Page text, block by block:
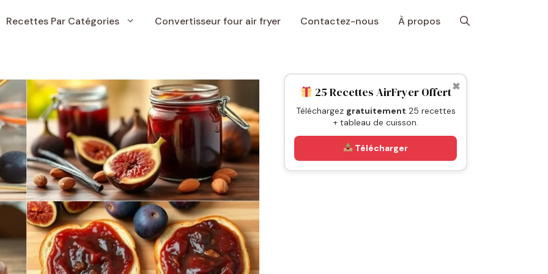
Recettes Par Catégories Convertisseur four air fryer Contactez-nous À propos
✖
25 Recettes AirFryer Offert
Téléchargez gratuitement 25 recettes
+ tableau de cuisson.
Télécharger